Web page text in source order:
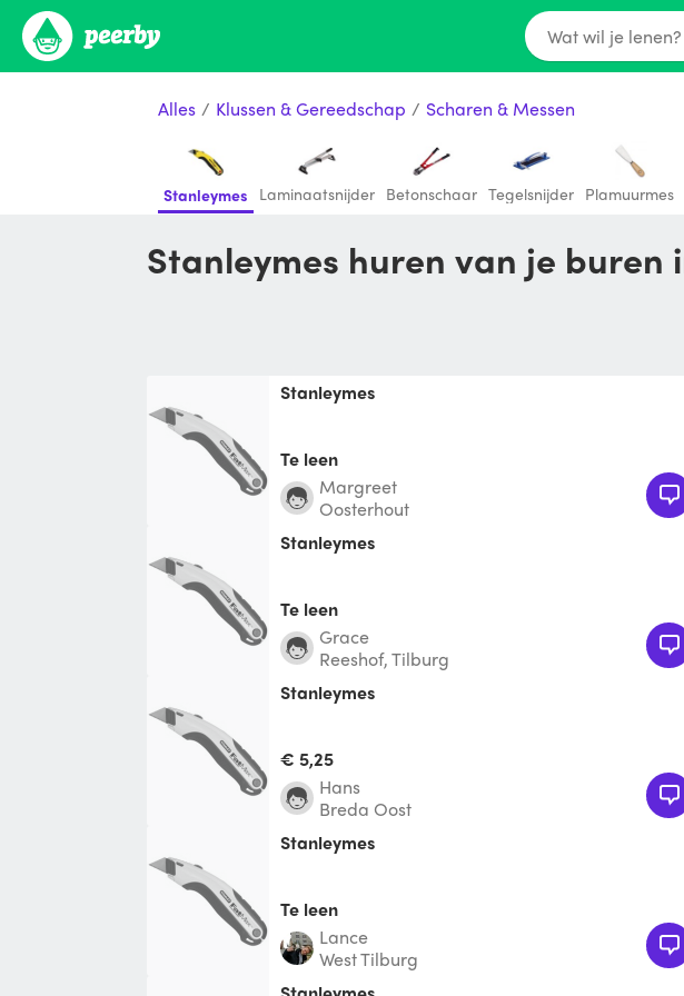
Wat wil je lenen?
Alles / Klussen & Gereedschap / Scharen & Messen
Stanleymes Laminaatsnijder Betonschaar Tegelsnijder Plamuurmes
Stanleymes huren van je
Stanleymes
Te leen
Margreet
Oosterhout
Stanleymes
Te leen
Grace
Reeshof, Tilburg
stanleymes
€ 5,25
Hans
Breda Oost
Stanleymes
Te leen
Lance
West Tilburg